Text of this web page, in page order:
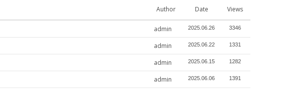
Author Date Views
admin 2025.06.26 3346
admin 2025.06.22 1331
admin 2025.06.15 1282
admin 2025.06.06 1391